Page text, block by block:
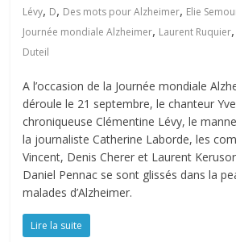
Lévy, D, Des mots pour Alzheimer, Elie
Journée mondiale Alzheimer, Laurent Ruquier,
Duteil
A l’occasion de la Journée mondiale
déroule le 21 septembre, le chanteur
chroniqueuse Clémentine Lévy, le
la journaliste Catherine Laborde, les
Vincent, Denis Cherer et Laurent
Daniel Pennac se sont glissés dans la
malades d’Alzheimer.
Lire la suite